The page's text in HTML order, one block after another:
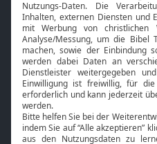
Bibel TV
Über uns